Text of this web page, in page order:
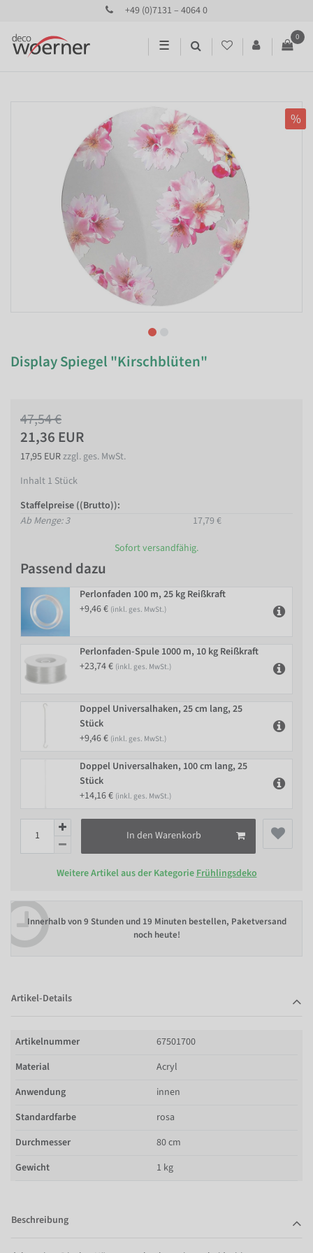
+49 (0)7131 – 4064 0
☰
0
%
Display Spiegel "Kirschblüten"
47,54 €
21,36 EUR
17,95 EURzzgl. ges. MwSt.
Inhalt 1 Stück
Staffelpreise ((Brutto)):
Ab Menge: 3
17,79 €
Sofort versandfähig.
Passend dazu
Perlonfaden 100 m, 25 kg Reißkraft
+9,46 € (inkl. ges. MwSt.)
Perlonfaden-Spule 1000 m, 10 kg Reißkraft
+23,74 € (inkl. ges. MwSt.)
Doppel Universalhaken, 25 cm lang, 25
Stück
+9,46 € (inkl. ges. MwSt.)
Doppel Universalhaken, 100 cm lang, 25
Stück
+14,16 € (inkl. ges. MwSt.)
In den Warenkorb
Weitere Artikel aus der Kategorie Frühlingsdeko
Innerhalb von9 Stunden und 19 Minuten bestellen, Paketversand
noch heute!
Artikel-Details
Artikelnummer
67501700
Material
Acryl
Anwendung
innen
Standardfarbe
rosa
Durchmesser
80 cm
Gewicht
1 kg
Beschreibung